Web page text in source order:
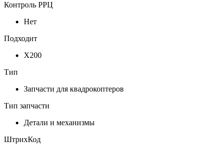
Контроль РРЦ
Нет
Подходит
X200
Тип
Запчасти для квадрокоптеров
Тип запчасти
Детали и механизмы
ШтрихКод